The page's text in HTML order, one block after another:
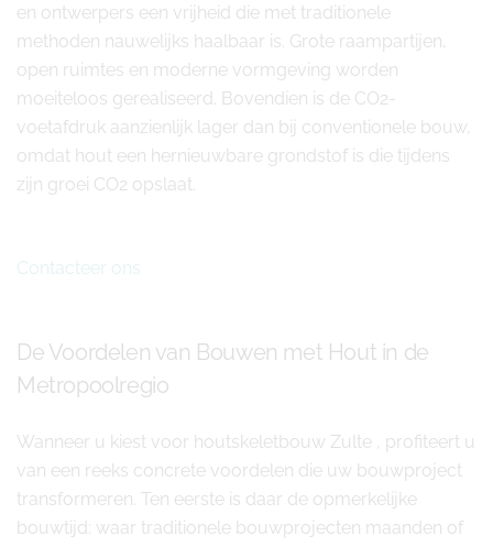
en ontwerpers een vrijheid die met traditionele
methoden nauwelijks haalbaar is. Grote raampartijen,
open ruimtes en moderne vormgeving worden
moeiteloos gerealiseerd. Bovendien is de CO2-
voetafdruk aanzienlijk lager dan bij conventionele bouw,
omdat hout een hernieuwbare grondstof is die tijdens
zijn groei CO2 opslaat.
Contacteer ons
De Voordelen van Bouwen met Hout in de
Metropoolregio
Wanneer u kiest voor houtskeletbouw Zulte , profiteert u
van een reeks concrete voordelen die uw bouwproject
transformeren. Ten eerste is daar de opmerkelijke
bouwtijd: waar traditionele bouwprojecten maanden of